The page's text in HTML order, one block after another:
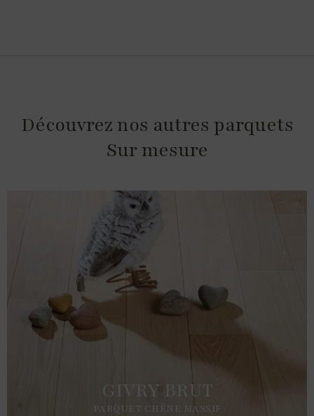
Découvrez nos autres parquets
Sur mesure
GIVRY BRUT
PARQUET CHÊNE MASSIF